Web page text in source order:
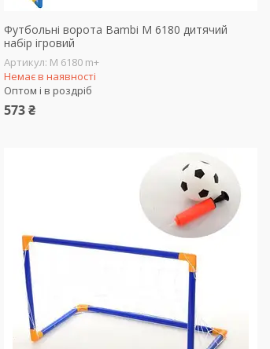
Футбольні ворота Bambi M 6180 дитячий
набір ігровий
M 6180 m+
Немає в наявності
Оптом і в роздріб
573 ₴